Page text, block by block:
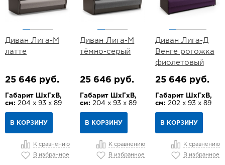
Диван Лига-М
латте
25 646 руб.
Габарит ШхГхВ,
см: 204 х 93 х 89
В КОРЗИНУ
К сравнению
В избранное
Диван Лига-М
тёмно-серый
25 646 руб.
Габарит ШхГхВ,
см: 204 х 93 х 89
В КОРЗИНУ
К сравнению
В избранное
Диван Лига-Д
Венге рогожка
фиолетовый
25 646 руб.
Габарит ШхГхВ,
см: 202 х 93 х 89
В КОРЗИНУ
К сравнению
В избранное